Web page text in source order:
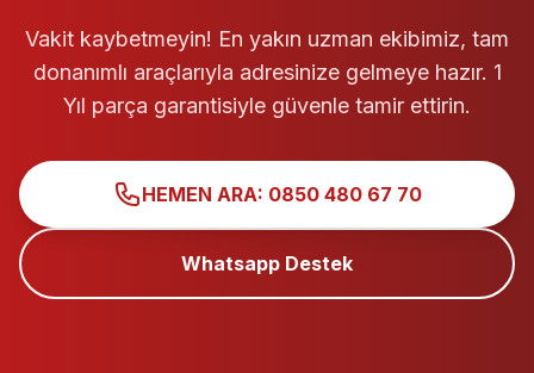
Vakit kaybetmeyin! En yakın uzman ekibimiz, tam
donanımlı araçlarıyla adresinize gelmeye hazır. 1
Yıl parça garantisiyle güvenle tamir ettirin.
HEMEN ARA: 0850 480 67 70
Whatsapp Destek